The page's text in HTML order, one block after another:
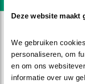
Deze website maakt
We gebruiken
personaliseren, om
en om ons
informatie over uw